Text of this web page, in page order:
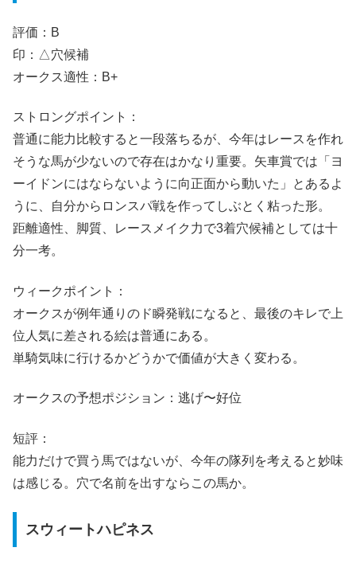
評価：B
印：△穴候補
オークス適性：B+
ストロングポイント：
普通に能力比較すると一段落ちるが、今年はレースを作れ
そうな馬が少ないので存在はかなり重要。矢車賞では「ヨ
ーイドンにはならないように向正面から動いた」とあるよ
うに、自分からロンスパ戦を作ってしぶとく粘った形。
距離適性、脚質、レースメイク力で3着穴候補としては十
分一考。
ウィークポイント：
オークスが例年通りのド瞬発戦になると、最後のキレで上
位人気に差される絵は普通にある。
単騎気味に行けるかどうかで価値が大きく変わる。
オークスの予想ポジション：逃げ〜好位
短評：
能力だけで買う馬ではないが、今年の隊列を考えると妙味
は感じる。穴で名前を出すならこの馬か。
スウィートハピネス